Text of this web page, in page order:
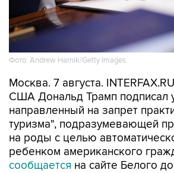
Фото: Andrew Harnik/Getty Images
Москва. 7 августа.
США Дональд Трамп подписал
направленный на запрет
туризма", подразумевающей
на роды с целью
ребенком американского
сообщается на сайте Белого